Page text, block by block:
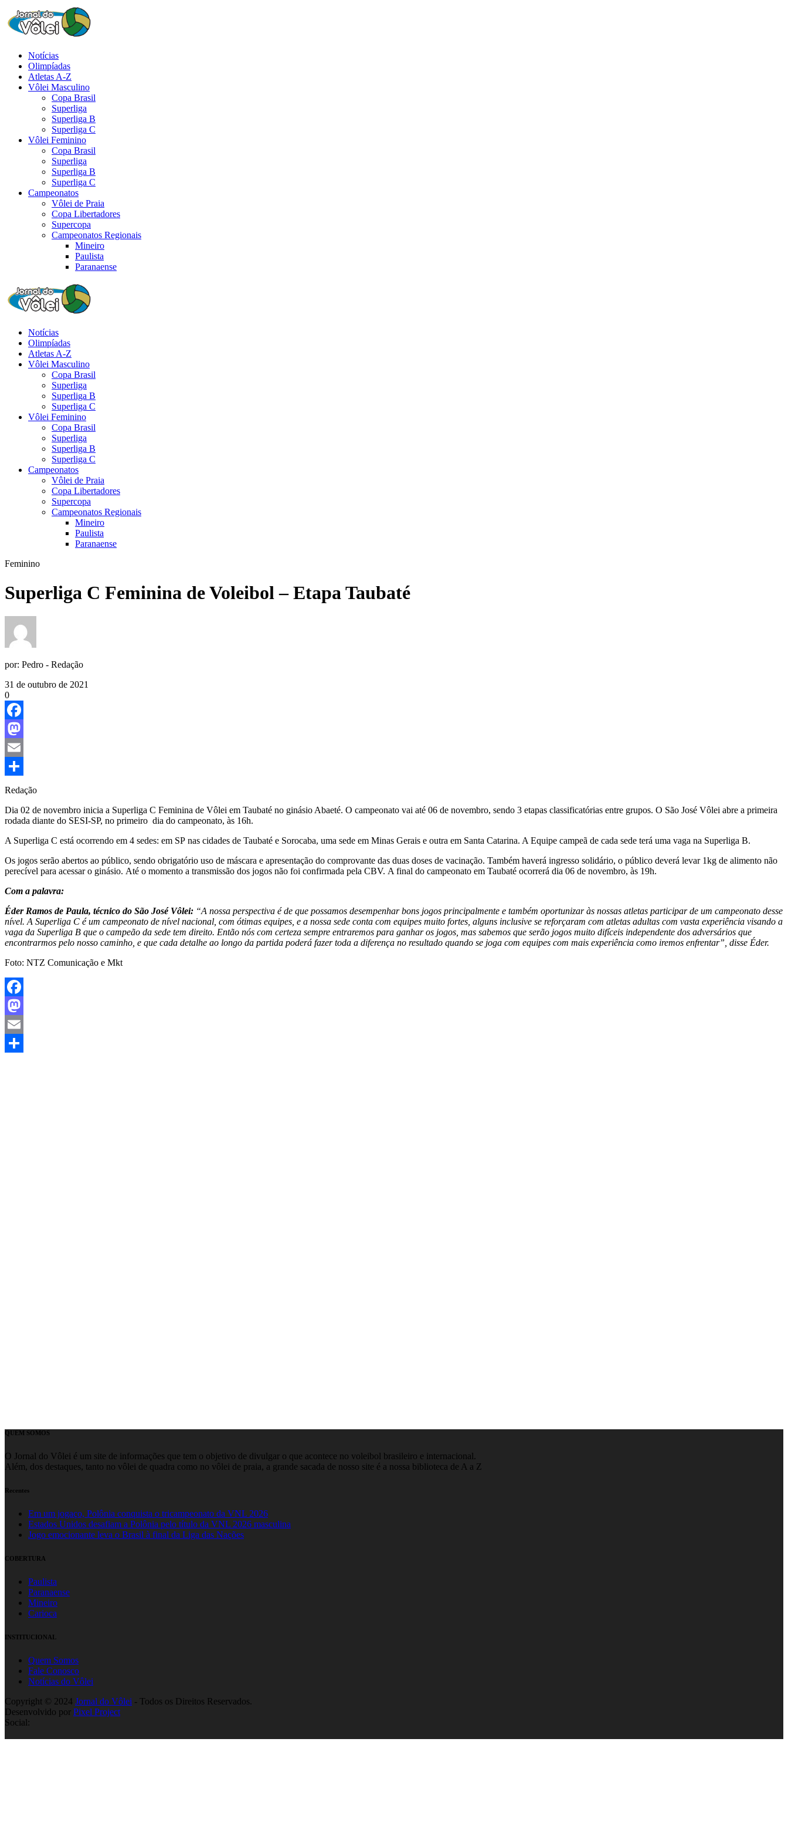
Notícias
Olimpíadas
Atletas A-Z
Vôlei Masculino
Copa Brasil
Superliga
Superliga B
Superliga C
Vôlei Feminino
Copa Brasil
Superliga
Superliga B
Superliga C
Campeonatos
Vôlei de Praia
Copa Libertadores
Supercopa
Campeonatos Regionais
Mineiro
Paulista
Paranaense
Notícias
Olimpíadas
Atletas A-Z
Vôlei Masculino
Copa Brasil
Superliga
Superliga B
Superliga C
Vôlei Feminino
Copa Brasil
Superliga
Superliga B
Superliga C
Campeonatos
Vôlei de Praia
Copa Libertadores
Supercopa
Campeonatos Regionais
Mineiro
Paulista
Paranaense
Feminino
Superliga C Feminina de Voleibol – Etapa Taubaté
por: Pedro - Redação
31 de outubro de 2021
0
Facebook
Mastodon
Email
Share
Redação
Dia 02 de novembro inicia a Superliga C Feminina de Vôlei em Taubaté no ginásio Abaeté. O campeonato vai até 06 de novembro, sendo 3 etapas classificatórias entre grupos. O São José Vôlei abre a primeira
rodada diante do SESI-SP, no primeiro dia do campeonato, às 16h.
A Superliga C está ocorrendo em 4 sedes: em SP nas cidades de Taubaté e Sorocaba, uma sede em Minas Gerais e outra em Santa Catarina. A Equipe campeã de cada sede terá uma vaga na Superliga B.
Os jogos serão abertos ao público, sendo obrigatório uso de máscara e apresentação do comprovante das duas doses de vacinação. Também haverá ingresso solidário, o público deverá levar 1kg de alimento não
perecível para acessar o ginásio. Até o momento a transmissão dos jogos não foi confirmada pela CBV. A final do campeonato em Taubaté ocorrerá dia 06 de novembro, às 19h.
Com a palavra:
Éder Ramos de Paula, técnico do São José Vôlei: “A nossa perspectiva é de que possamos desempenhar bons jogos principalmente e também oportunizar às nossas atletas participar de um campeonato desse
nível. A Superliga C é um campeonato de nível nacional, com ótimas equipes, e a nossa sede conta com equipes muito fortes, alguns inclusive se reforçaram com atletas adultas com vasta experiência visando a
vaga da Superliga B que o campeão da sede tem direito. Então nós com certeza sempre entraremos para ganhar os jogos, mas sabemos que serão jogos muito difíceis independente dos adversários que
encontrarmos pelo nosso caminho, e que cada detalhe ao longo da partida poderá fazer toda a diferença no resultado quando se joga com equipes com mais experiência como iremos enfrentar”, disse Éder.
Foto: NTZ Comunicação e Mkt
Facebook
Mastodon
Email
QUEM SOMOS
O Jornal do Vôlei é um site de informações que tem o objetivo de divulgar o que acontece no voleibol brasileiro e internacional.
Além, dos destaques, tanto no vôlei de quadra como no vôlei de praia, a grande sacada de nosso site é a nossa biblioteca de A a Z
Recentes
Em um jogaço, Polônia conquista o tricampeonato da VNL 2026
Estados Unidos desafiam a Polônia pelo título da VNL 2026 masculina
Jogo emocionante leva o Brasil à final da Liga das Nações
COBERTURA
Paulista
Paranaense
Mineiro
Carioca
INSTITUCIONAL
Quem Somos
Fale Conosco
Notícias do Vôlei
Copyright © 2024 Jornal do Vôlei - Todos os Direitos Reservados.
Desenvolvido por Pixel Project
Social: